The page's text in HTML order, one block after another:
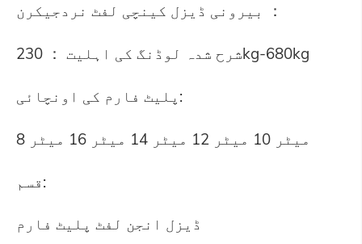
بیرونی ڈیزل کینچی لفٹ نردجیکرن ：
شرح شدہ لوڈنگ کی اہلیت ： 230kg-680kg
پلیٹ فارم کی اونچائی:
8 میٹر 10 میٹر 12 میٹر 14 میٹر 16 میٹر
قسم:
ڈیزل انجن لفٹ پلیٹ فارم